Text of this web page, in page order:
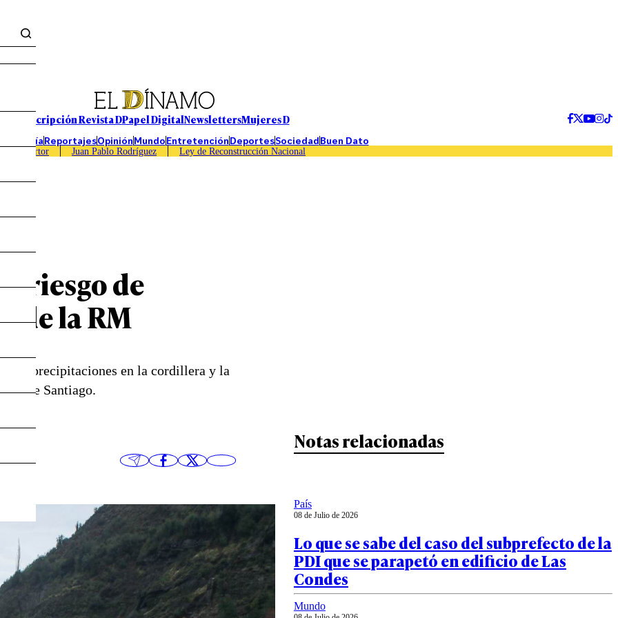
Suscripción Revista DPapel DigitalNewslettersMujeres D
EconomíaReportajesOpiniónMundoEntretenciónDeportesSociedadBuen Dato
Caso Sartor Juan Pablo Rodríguez Ley de Reconstrucción Nacional
riesgo de
de la RM
de precipitaciones en la cordillera y la
de Santiago.
Notas relacionadas
País
08 de Julio de 2026
Lo que se sabe del caso del subprefecto de la
PDI que se parapetó en edificio de Las
Condes
Mundo